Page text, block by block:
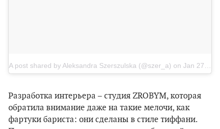
A post shared by Aleksandra Szerszulska (@szer_a) on Jan 27, 2018 at 2:33am PST
Разработка интерьера – студия ZROBYM, которая
обратила внимание даже на такие мелочи, как
фартуки бариста: они сделаны в стиле тиффани.